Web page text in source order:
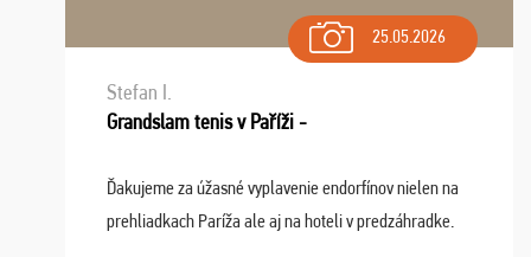
25.05.2026
Stefan I.
Grandslam tenis v Paříži -
Ďakujeme za úžasné vyplavenie endorfínov nielen na
prehliadkach Paríža ale aj na hoteli v predzáhradke.